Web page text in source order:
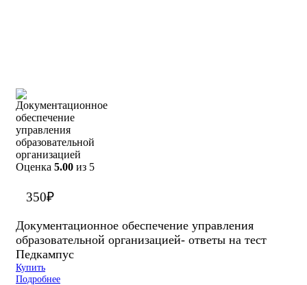
Оценка 5.00 из 5
350₽
Документационное обеспечение управления
образовательной организацией- ответы на тест
Педкампус
Купить
Подробнее